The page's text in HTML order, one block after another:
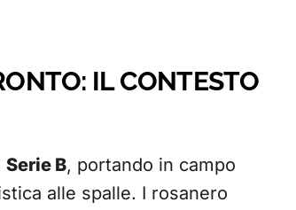
IL CONTESTO
Serie B, portando in campo
alle spalle. I rosanero